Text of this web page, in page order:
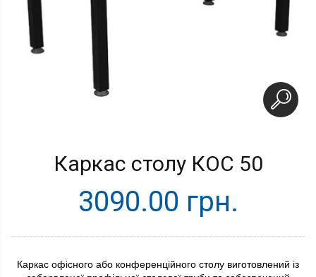
Каркас столу КОС 50
3090.00 грн.
Каркас офісного або конференційного столу виготовлений із